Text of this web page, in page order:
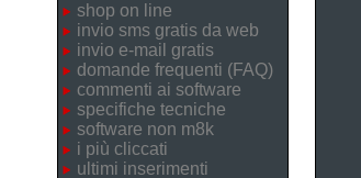
shop on line
invio sms gratis da web
invio e-mail gratis
domande frequenti (FAQ)
commenti ai software
specifiche tecniche
software non m8k
i più cliccati
ultimi inserimenti